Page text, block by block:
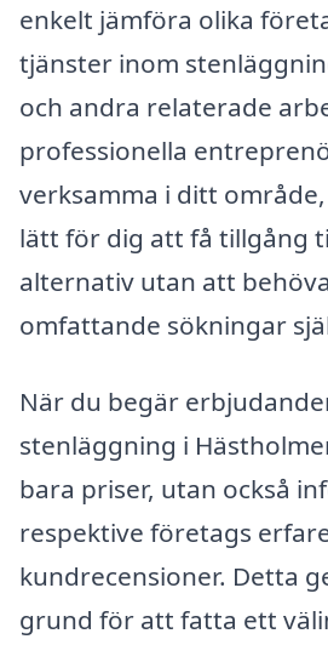
enkelt jämföra olika
tjänster inom
och andra relaterade
professionella
verksamma i ditt
lätt för dig att få tillgång
alternativ utan att
omfattande sökningar
När du begär
stenläggning i
bara priser, utan också
respektive företags
kundrecensioner. Detta
grund för att fatta ett